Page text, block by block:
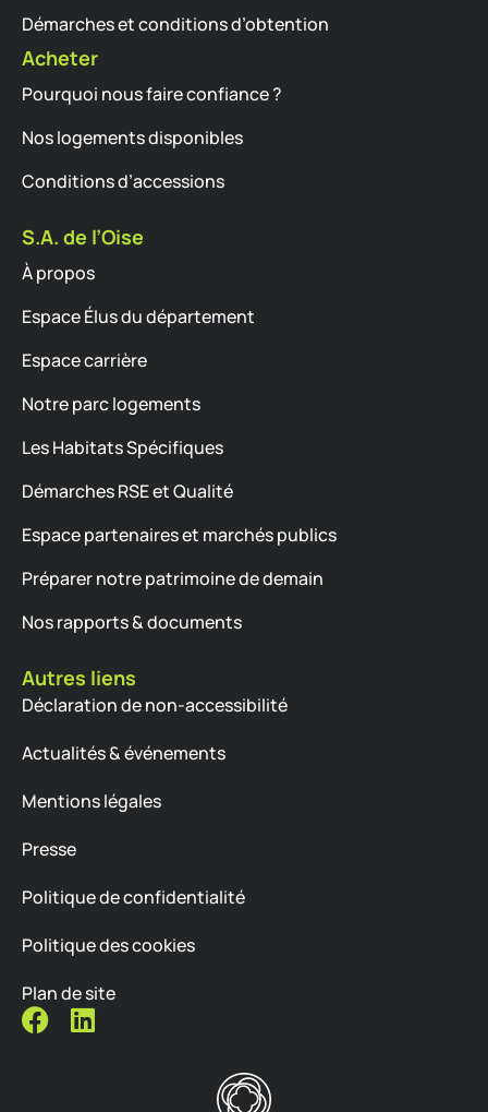
Démarches et conditions d’obtention
Acheter
Pourquoi nous faire confiance ?
Nos logements disponibles
Conditions d’accessions
S.A. de l’Oise
À propos
Espace Élus du département
Espace carrière
Notre parc logements
Les Habitats Spécifiques
Démarches RSE et Qualité
Espace partenaires et marchés publics
Préparer notre patrimoine de demain
Nos rapports & documents
Autres liens
Déclaration de non-accessibilité
Actualités & événements
Mentions légales
Presse
Politique de confidentialité
Politique des cookies
Plan de site